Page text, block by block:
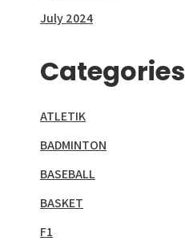
July 2024
Categories
ATLETIK
BADMINTON
BASEBALL
BASKET
F1